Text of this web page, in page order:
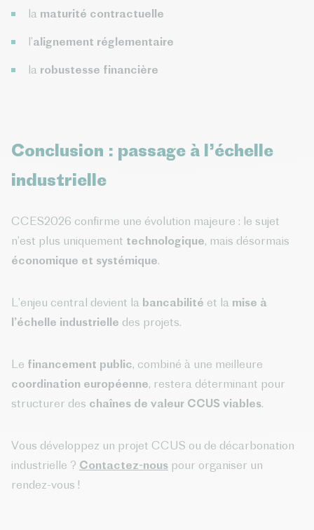
la maturité contractuelle
l’alignement réglementaire
la robustesse financière
Conclusion : passage à l’échelle
industrielle
CCES2026 confirme une évolution majeure : le sujet
n’est plus uniquement technologique, mais désormais
économique et systémique.
L’enjeu central devient la bancabilité et la mise à
l’échelle industrielle des projets.
Le financement public, combiné à une meilleure
coordination européenne, restera déterminant pour
structurer des chaînes de valeur CCUS viables.
Vous développez un projet CCUS ou de décarbonation
industrielle ? Contactez-nous pour organiser un
rendez-vous !